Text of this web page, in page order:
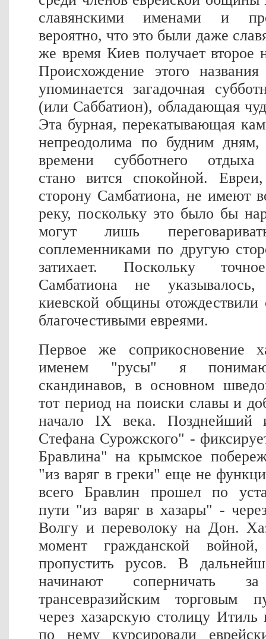
славянскими именами и
вероятно, что это были даже
же время Киев получает второе
Происхождение этого
упоминается загадочная
(или Саббатион), обладающая
Эта бурная, перекатывающая
непреодолима по будним
времени субботнего
стано
вится спокойной.
сторону Самбатиона, не имеют
реку, поскольку это было бы
могут лишь
соплеменниками по другую
затихает. Поскольку
Самбатиона не
киевской общины
благочестивыми евреями.
Первое же соприкосновение
именем "русы" я понимаю
скандинавов, в основном
тот период на поиски славы и
начало IX века. Позднейший
Стефана Сурожского" -
Бравлина" на крымское
"из варяг в греки" еще не
всего Бравлин прошел по
пути "из варяг в хазары" -
Волгу и переволоку на Дон.
момент гражданской
пропустить русов. В
начинают соперничать
трансевразийским торговым
через хазарскую столицу
по нему курсировали